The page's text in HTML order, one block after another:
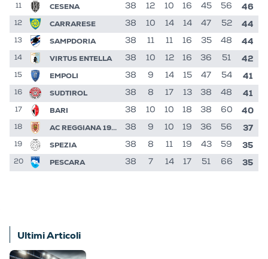
11 CESENA 38 12 10 16 45 56 46
12 CARRARESE 38 10 14 14 47 52 44
13 SAMPDORIA 38 11 11 16 35 48 44
14 VIRTUS ENTELLA 38 10 12 16 36 51 42
15 EMPOLI 38 9 14 15 47 54 41
16 SUDTIROL 38 8 17 13 38 48 41
17 BARI 38 10 10 18 38 60 40
18 AC REGGIANA 1919 38 9 10 19 36 56 37
19 SPEZIA 38 8 11 19 43 59 35
20 PESCARA 38 7 14 17 51 66 35
Ultimi Articoli